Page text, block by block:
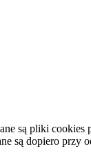
są pliki
są dopiero